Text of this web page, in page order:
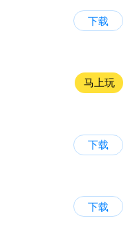
下载
马上玩
下载
下载